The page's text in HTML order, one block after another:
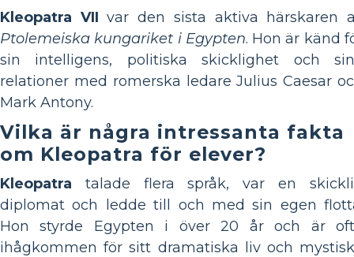
Kleopatra VII var den sista aktiva härskaren
Ptolemeiska kungariket i Egypten. Hon är känd
sin intelligens, politiska skicklighet och
relationer med romerska ledare Julius Caesar
Mark Antony.
Vilka är några intressanta fakta
om Kleopatra för elever?
Kleopatra talade flera språk, var en
diplomat och ledde till och med sin egen
Hon styrde Egypten i över 20 år och är
ihågkommen för sitt dramatiska liv och